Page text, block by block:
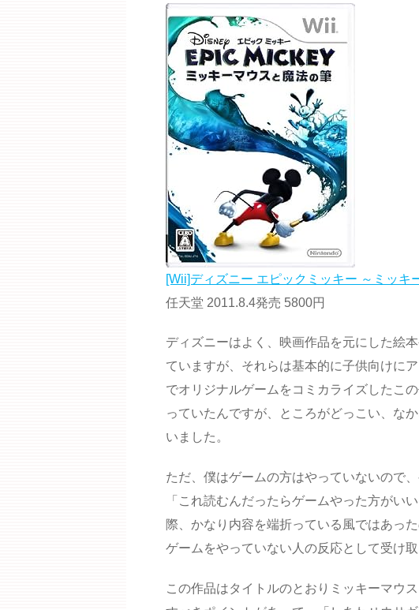
[Wii]ディズニー エピックミッキー ～ミッキ
任天堂 2011.8.4発売 5800円
ディズニーはよく、映画作品を元にした絵
ていますが、それらは基本的に子供向けに
でオリジナルゲームをコミカライズしたこ
っていたんですが、ところがどっこい、な
いました。
ただ、僕はゲームの方はやっていないので
「これ読むんだったらゲームやった方がい
際、かなり内容を端折っている風ではあっ
ゲームをやっていない人の反応として受け
この作品はタイトルのとおりミッキーマウ